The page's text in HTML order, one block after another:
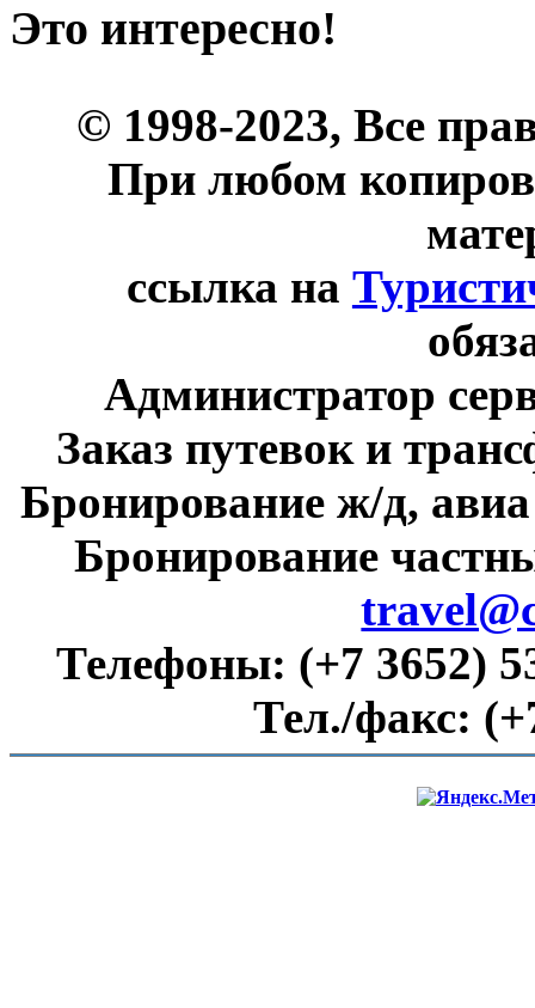
Это интересно!
© 1998-2023, Все
При любом
ссылка на
Администратор
Заказ путевок и
Бронирование ж/д,
Бронирование
Телефоны: (+7 3652)
Тел./факс: